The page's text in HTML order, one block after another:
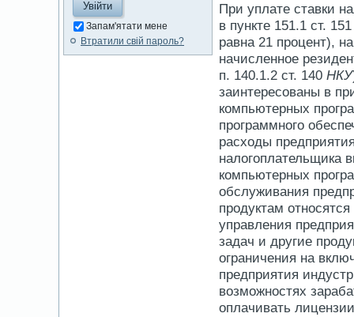
Запам'ятати мене
Втратили свій пароль?
При уплате ставки
в пункте 151.1 ст.
равна 21 процент),
начисленное
п. 140.1.2 ст. 140 НКУ
заинтересованы в
компьютерных
программного
расходы
налогоплательщика
компьютерных
обслуживания
продуктам
управления
задач и другие
ограничения на
предприятия
возможностях
оплачивать